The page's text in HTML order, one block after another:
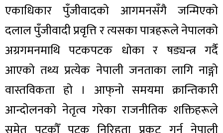
एकाधिकार पुँजीवादको आगमनसँगै जन्मिएको
दलाल पुँजीवादी प्रवृत्ति र त्यसका पात्रहरूले नेपालको
अग्रगमनमाथि पटकपटक धोका र षड्यन्त्र गर्दै
आएको तथ्य प्रत्येक नेपाली जनताका लागि नाङ्गो
वास्तविकता हो । आफ्‌नो समयमा क्रान्तिकारी
आन्दोलनको नेतृत्व गरेका राजनीतिक शक्तिहरूले